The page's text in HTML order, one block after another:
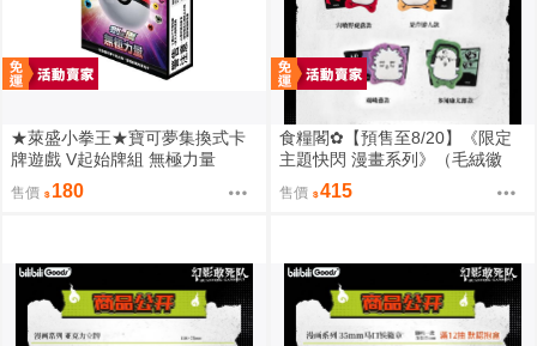
★萊盛小拳王★寶可夢集換式卡
牌遊戲 V起始牌組 無極力量
售價 180
食糧閣✿【預售至8/20】《限定
主題快閃 漫畫系列》（毛絨徽
章）惡靈剋星／幻影敢死隊／主
題快閃／宍喰野虎落／是岸遊人
售價 415